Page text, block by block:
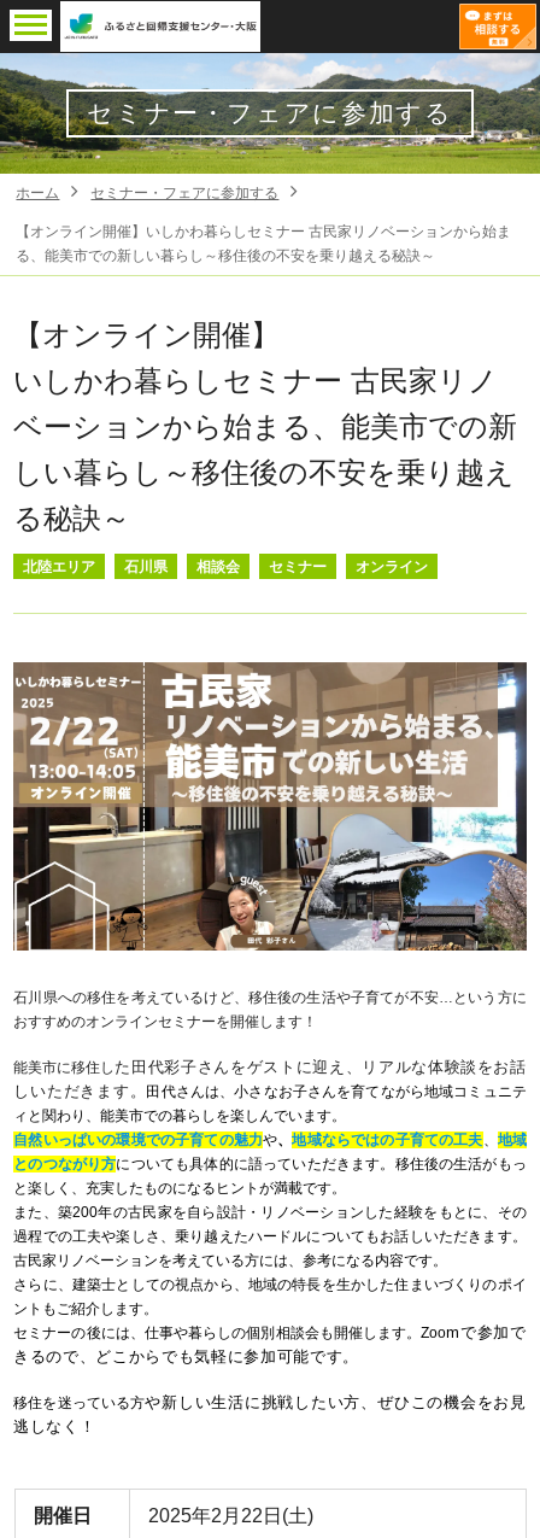
セミナー・フェアに参加する
ホーム セミナー・フェアに参加する
【オンライン開催】いしかわ暮らしセミナー 古民家リノベーションから始ま
る、能美市での新しい暮らし～移住後の不安を乗り越える秘訣～
【オンライン開催】
いしかわ暮らしセミナー 古民家リノ
ベーションから始まる、能美市での新
しい暮らし～移住後の不安を乗り越え
る秘訣～
北陸エリア 石川県 相談会 セミナー オンライン
石川県への移住を考えているけど、移住後の生活や子育てが不安…という方に
おすすめのオンラインセミナーを開催します！
能美市に移住し た田 代彩子さんをゲストに迎 え、リアルな体験談をお話
しいただきます。 田代さんは、小さなお子さんを育てながら地域コミュニテ
ィと関わり、能美市での暮らしを楽しんでいます。
自然いっぱいの環境での子育ての魅力や、地域ならではの子育ての工夫、 地域
とのつながり方についても具体的に語っていただきます。移住後の生活がもっ
と楽しく、充実したものになるヒントが満載です。
また、築200年の古民家を自ら設計・リノベーションした経験をもとに、その
過程での工夫や楽しさ、乗り越えたハードルについてもお話しいただきます。
古民家リノベーションを考えている方には、参考になる内容です。
さらに、建築士としての視点から、地域の特長を生かした住まいづくりのポイ
ントもご紹介します。
セミナーの後には、仕事や暮らしの個別相談会も開催します。Zoomで参加で
きるので、どこからでも気軽に参加可能です。
移住を迷っている方や新しい生活に挑戦したい方、ぜひこの機会をお見
逃しなく！
開催日 2025年2月22日(土)